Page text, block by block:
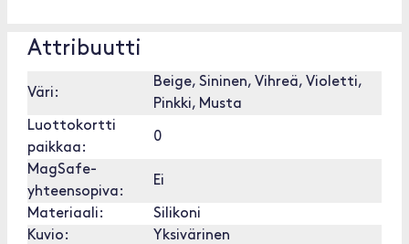
Attribuutti
Väri:
Beige, Sininen, Vihreä, Violetti,
Pinkki, Musta
Luottokortti
paikkaa:
0
MagSafe-
yhteensopiva:
Ei
Materiaali:
Silikoni
Kuvio:
Yksivärinen